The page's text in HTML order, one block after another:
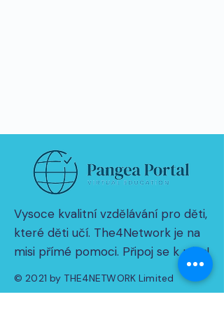
Vysoce kvalitní vzdělávání pro děti,
které děti učí. The4Network je na
misi přímé pomoci. Připoj se k nám!
© 2021 by THE4NETWORK Limited